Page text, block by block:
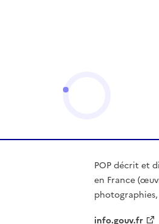
POP décrit et
en France
info.gouv.fr